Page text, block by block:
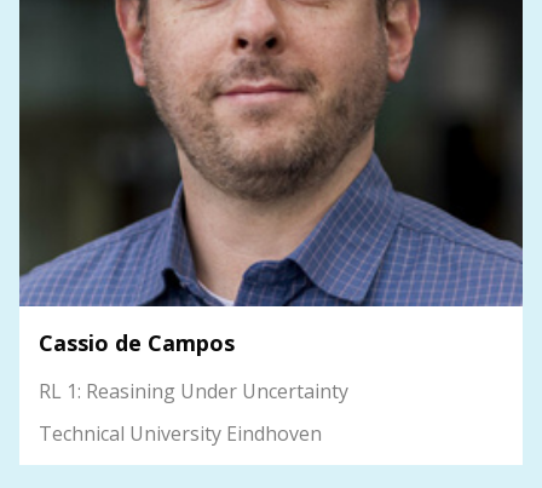
Cassio de Campos
RL 1: Reasining Under Uncertainty
Technical University Eindhoven